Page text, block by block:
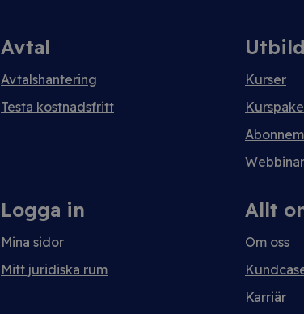
Avtal
Avtalshantering
Testa kostnadsfritt
Kurser
Logga in
Mina sidor
Mitt juridiska rum
Allt
Om oss
Karriär